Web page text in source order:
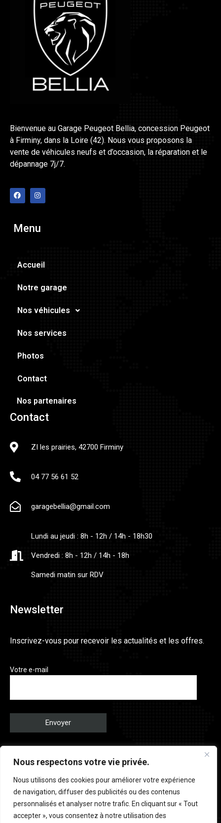
Nous respectons votre vie privée.
Nous utilisons des cookies pour améliorer votre expérience
de navigation, diffuser des publicités ou des contenus
personnalisés et analyser notre trafic. En cliquant sur « Tout
accepter », vous consentez à notre utilisation des
Bienvenue au Garage Peugeot Bellia, concession Peugeot
à Firminy, dans la Loire (42). Nous vous proposons la
vente de véhicules neufs et d’occasion, la réparation et le
dépannage 7j/7.
Menu
Accueil
Notre garage
Nos véhicules
Nos services
Photos
Contact
Nos partenaires
Contact
ZI les prairies, 42700 Firminy
04 77 56 61 52
garagebellia@gmail.com
Lundi au jeudi : 8h - 12h / 14h - 18h30
Vendredi : 8h - 12h / 14h - 18h
Samedi matin sur RDV
Newsletter
Inscrivez-vous pour recevoir les actualités et les offres.
Votre e-mail
pour traiter ma demande.
Copyright © 2026 Peugeot Bellia à Firminy | Site